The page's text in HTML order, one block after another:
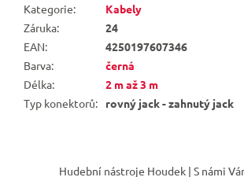
Kategorie:
Kabely
Záruka:
24
EAN:
4250197607346
Barva:
černá
Délka:
2 m až 3 m
Typ konektorů: rovný jack - zahnutý jack
Hudební nástroje Houdek | S námi